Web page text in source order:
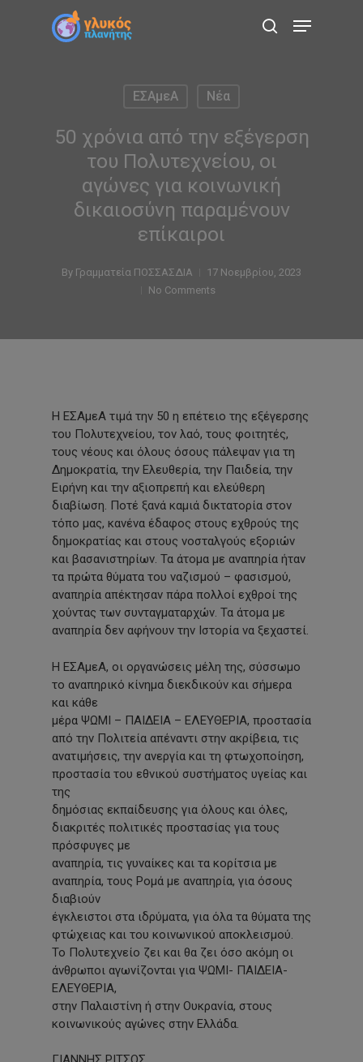
search
Menu
ΕΣΑμεΑ Νέα
50 χρόνια από την εξέγερση
του Πολυτεχνείου, οι
αγώνες για κοινωνική
δικαιοσύνη παραμένουν
επίκαιροι
By Γραμματεία ΠΟΣΣΑΣΔΙΑ
17 Νοεμβρίου, 2023
No Comments
Η ΕΣΑμεΑ τιμά την 50 η επέτειο της εξέγερσης
του Πολυτεχνείου, τον λαό, τους φοιτητές,
τους νέους και όλους όσους πάλεψαν για τη
Δημοκρατία, την Ελευθερία, την Παιδεία, την
Ειρήνη και την αξιοπρεπή και ελεύθερη
διαβίωση. Ποτέ ξανά καμιά δικτατορία στον
τόπο μας, κανένα έδαφος στους εχθρούς της
δημοκρατίας και στους νοσταλγούς εξοριών
και βασανιστηρίων. Τα άτομα με αναπηρία ήταν
τα πρώτα θύματα του ναζισμού – φασισμού,
αναπηρία απέκτησαν πάρα πολλοί εχθροί της
χούντας των συνταγματαρχών. Τα άτομα με
αναπηρία δεν αφήνουν την Ιστορία να ξεχαστεί.
Η ΕΣΑμεΑ, οι οργανώσεις μέλη της, σύσσωμο
το αναπηρικό κίνημα διεκδικούν και σήμερα
και κάθε
μέρα ΨΩΜΙ – ΠΑΙΔΕΙΑ – ΕΛΕΥΘΕΡΙΑ, προστασία
από την Πολιτεία απέναντι στην ακρίβεια, τις
ανατιμήσεις, την ανεργία και τη φτωχοποίηση,
προστασία του εθνικού συστήματος υγείας και
της
δημόσιας εκπαίδευσης για όλους και όλες,
διακριτές πολιτικές προστασίας για τους
πρόσφυγες με
αναπηρία, τις γυναίκες και τα κορίτσια με
αναπηρία, τους Ρομά με αναπηρία, για όσους
διαβιούν
έγκλειστοι στα ιδρύματα, για όλα τα θύματα της
φτώχειας και του κοινωνικού αποκλεισμού.
Το Πολυτεχνείο ζει και θα ζει όσο ακόμη οι
άνθρωποι αγωνίζονται για ΨΩΜΙ- ΠΑΙΔΕΙΑ-
ΕΛΕΥΘΕΡΙΑ,
στην Παλαιστίνη ή στην Ουκρανία, στους
κοινωνικούς αγώνες στην Ελλάδα.